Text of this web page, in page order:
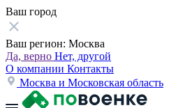
Ваш город
Ваш регион: Москва
Да, верно Нет, другой
О компании Контакты
Москва и Московская область